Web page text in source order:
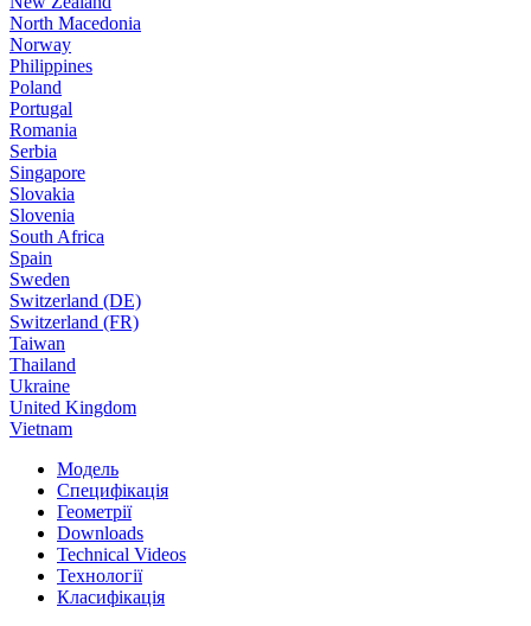
North Macedonia
Norway
Philippines
Poland
Portugal
Romania
Serbia
Singapore
Slovakia
Slovenia
South Africa
Spain
Sweden
Switzerland (DE)
Switzerland (FR)
Taiwan
Thailand
Ukraine
United Kingdom
Vietnam
Модель
Специфікація
Геометрії
Downloads
Technical Videos
Технології
Класифікація